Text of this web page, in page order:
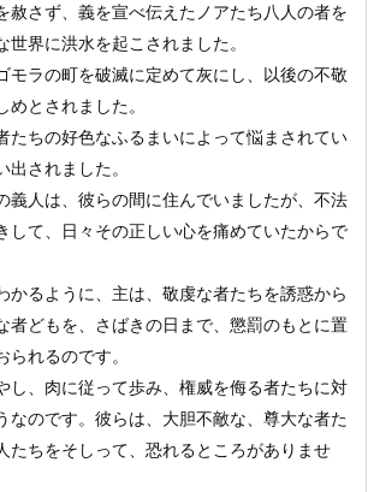
赦さず、義を宣べ伝えたノアたち八人の者を
世界に洪水を起こされました。
モラの町を破滅に定めて灰にし、以後の不敬
めとされました。
たちの好色なふるまいによって悩まされてい
出されました。
義人は、彼らの間に住んでいましたが、不法
して、日々その正しい心を痛めていたからで
かるように、主は、敬虔な者たちを誘惑から
者どもを、さばきの日まで、懲罰のもとに置
られるのです。
し、肉に従って歩み、権威を侮る者たちに対
なのです。彼らは、大胆不敵な、尊大な者た
たちをそしって、恐れるところがありませ